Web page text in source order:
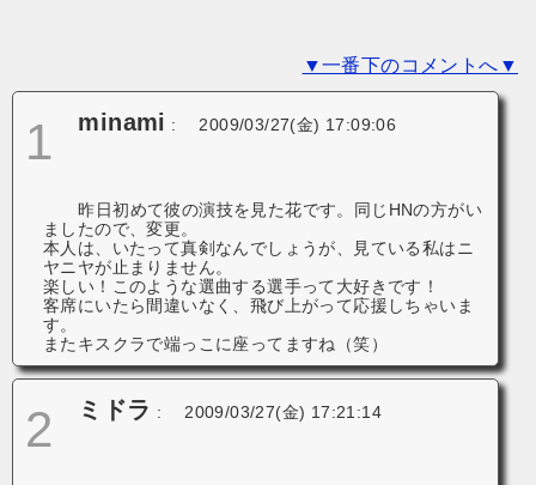
▼一番下のコメントへ▼
1 minami : 2009/03/27(金) 17:09:06
昨日初めて彼の演技を見た花です。同じHNの方がい
ましたので、変更。
本人は、いたって真剣なんでしょうが、見ている私はニ
ヤニヤが止まりません。
楽しい！このような選曲する選手って大好きです！
客席にいたら間違いなく、飛び上がって応援しちゃいま
す。
またキスクラで端っこに座ってますね（笑）
2 ミドラ : 2009/03/27(金) 17:21:14